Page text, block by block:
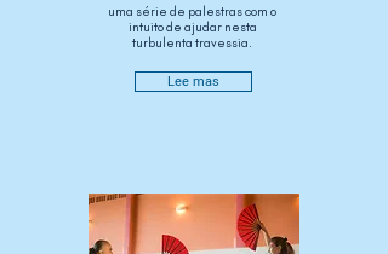
uma série de palestras com o
intuito de ajudar nesta
turbulenta travessia.
Lee mas